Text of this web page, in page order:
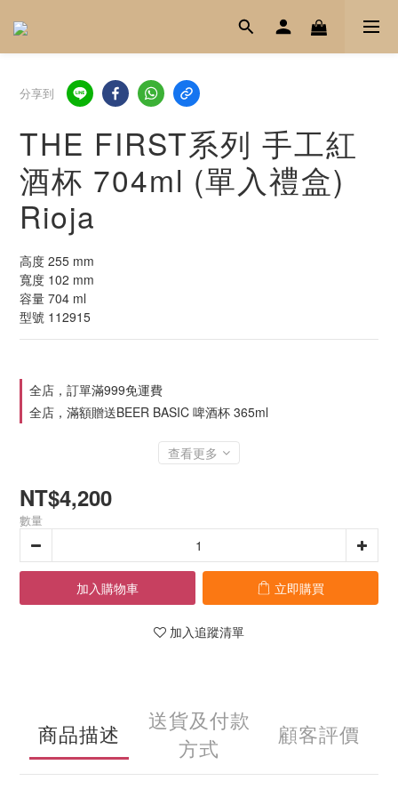
分享到
THE FIRST系列 手工紅
酒杯 704ml (單入禮盒)
Rioja
高度 255 mm
寬度 102 mm
容量 704 ml
型號 112915
全店，訂單滿999免運費
全店，滿額贈送BEER BASIC 啤酒杯 365ml
查看更多
NT$4,200
數量
加入購物車 立即購買
加入追蹤清單
商品描述
送貨及付款
方式
顧客評價